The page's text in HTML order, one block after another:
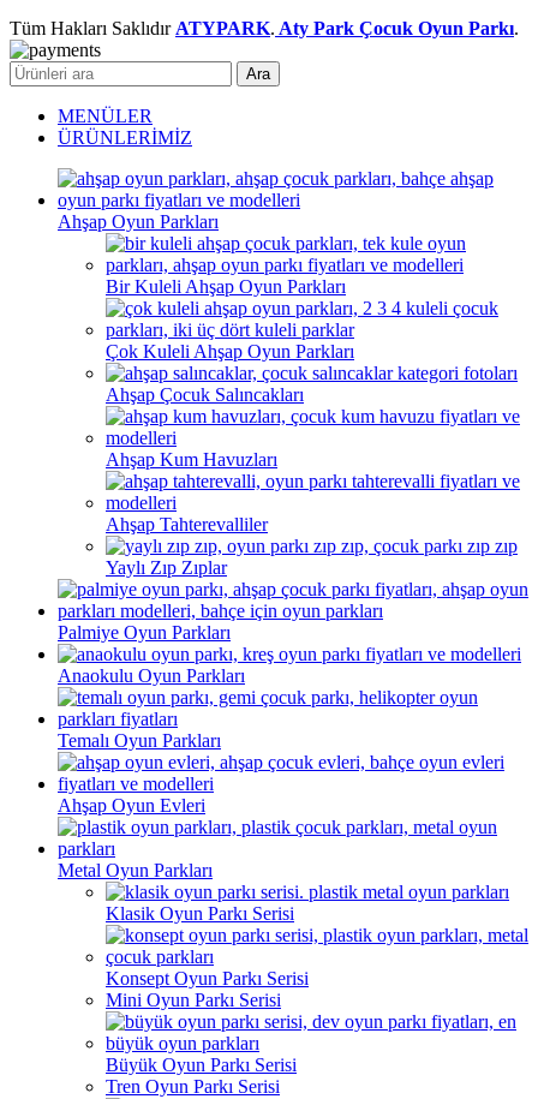
Tüm Hakları Saklıdır ATYPARK. Aty Park Çocuk Oyun Parkı.
Ara
MENÜLER
ÜRÜNLERİMİZ
Ahşap Oyun Parkları
Bir Kuleli Ahşap Oyun Parkları
Çok Kuleli Ahşap Oyun Parkları
Ahşap Çocuk Salıncakları
Ahşap Kum Havuzları
Ahşap Tahterevalliler
Yaylı Zıp Zıplar
Palmiye Oyun Parkları
Anaokulu Oyun Parkları
Temalı Oyun Parkları
Ahşap Oyun Evleri
Metal Oyun Parkları
Klasik Oyun Parkı Serisi
Konsept Oyun Parkı Serisi
Mini Oyun Parkı Serisi
Büyük Oyun Parkı Serisi
Tren Oyun Parkı Serisi